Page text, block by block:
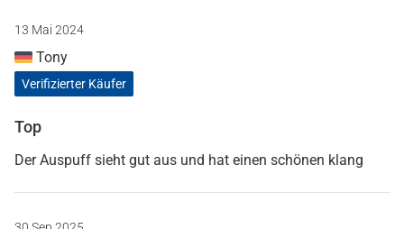
13 Mai 2024
Tony
Verifizierter Käufer
Top
Der Auspuff sieht gut aus und hat einen schönen klang